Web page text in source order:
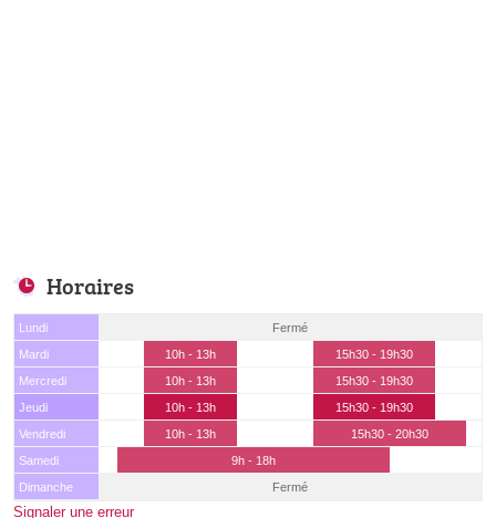
Horaires
Lundi
Fermé
Mardi
10h - 13h
15h30 - 19h30
Mercredi
10h - 13h
15h30 - 19h30
Jeudi
10h - 13h
15h30 - 19h30
Vendredi
10h - 13h
15h30 - 20h30
Samedi
9h - 18h
Dimanche
Fermé
Signaler une erreur